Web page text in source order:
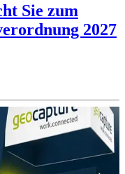
Sie zum
2027